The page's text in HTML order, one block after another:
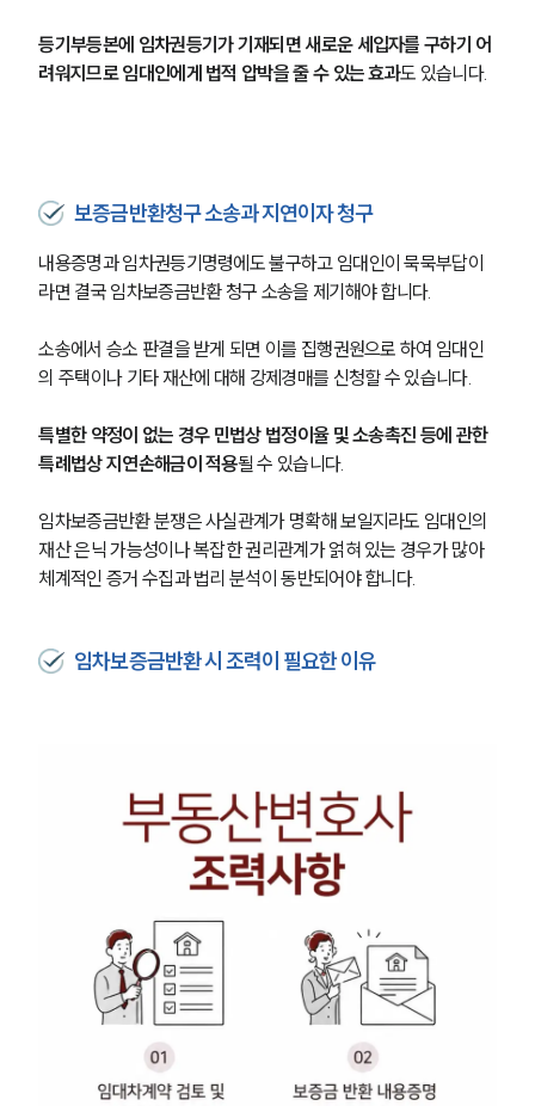
등기부등본에 임차권등기가 기재되면 새로운 세입자를 구하기 어
려워지므로 임대인에게 법적 압박을 줄 수 있는 효과도 있습니다.
보증금반환청구 소송과 지연이자 청구
내용증명과 임차권등기명령에도 불구하고 임대인이 묵묵부답이
라면 결국 임차보증금반환 청구 소송을 제기해야 합니다.
소송에서 승소 판결을 받게 되면 이를 집행권원으로 하여 임대인
의 주택이나 기타 재산에 대해 강제경매를 신청할 수 있습니다.
특별한 약정이 없는 경우 민법상 법정이율 및 소송촉진 등에 관한
특례법상 지연손해금이 적용될 수 있습니다.
임차보증금반환 분쟁은 사실관계가 명확해 보일지라도 임대인의
재산 은닉 가능성이나 복잡한 권리관계가 얽혀 있는 경우가 많아
체계적인 증거 수집과 법리 분석이 동반되어야 합니다.
임차보증금반환 시 조력이 필요한 이유